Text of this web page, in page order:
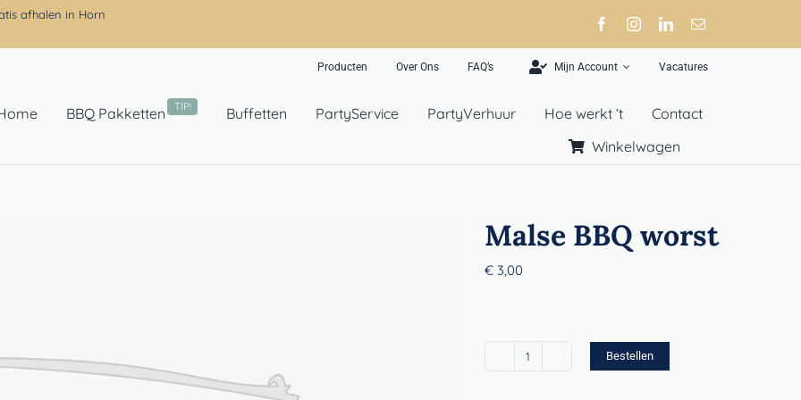
afhalen in Horn
Producten Over Ons FAQ’s Mijn Account Vacatures
BBQ Pakketten TIP! Buffetten PartyService PartyVerhuur Hoe werkt ‘t
Contact
Winkelwagen
Malse BBQ worst
€3,00
Malse
Bestellen